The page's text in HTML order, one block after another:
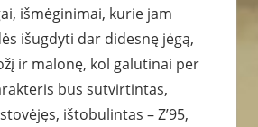
išmėginimai, kurie jam
išugdyti dar didesnę jėgą,
ir malonę, kol galutinai per
bus sutvirtintas,
ištobulintas – Z’95,